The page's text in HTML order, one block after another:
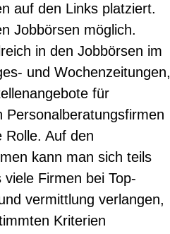
auf den Links platziert.
Jobbörsen möglich.
in den Jobbörsen im
und Wochenzeitungen,
für
Personalberatungsfirmen
Auf den
kann man sich teils
Firmen bei Top-
vermittlung verlangen,
Kriterien